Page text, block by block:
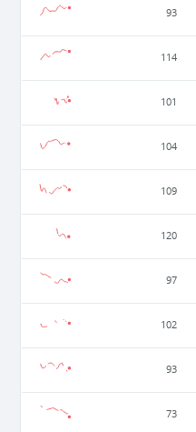
93
114
101
104
109
120
97
102
93
73